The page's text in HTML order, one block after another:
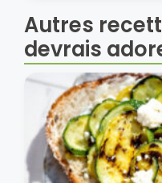
Autres
devrais